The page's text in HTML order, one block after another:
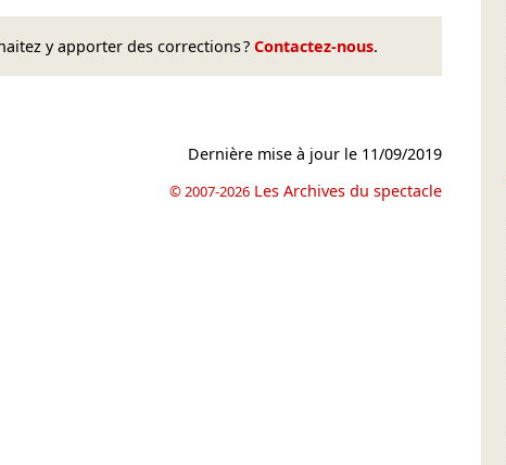
y apporter des corrections ? Contactez-nous.
Dernière mise à jour le 11/09/2019
© 2007-2026 Les Archives du spectacle